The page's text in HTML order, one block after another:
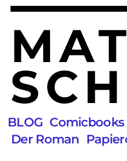
BLOG Comicbooks
Der Roman